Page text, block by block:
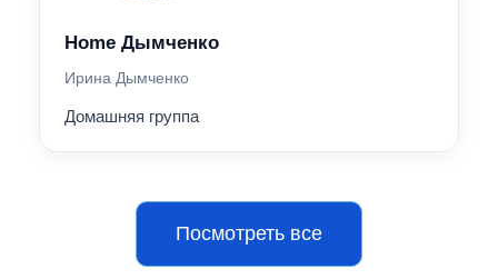
Home Дымченко
Ирина Дымченко
Домашняя группа
Посмотреть все